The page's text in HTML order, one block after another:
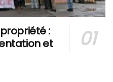
:
et